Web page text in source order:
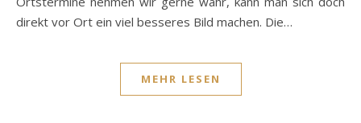
direkt vor Ort ein viel besseres Bild machen. Die…
MEHR LESEN